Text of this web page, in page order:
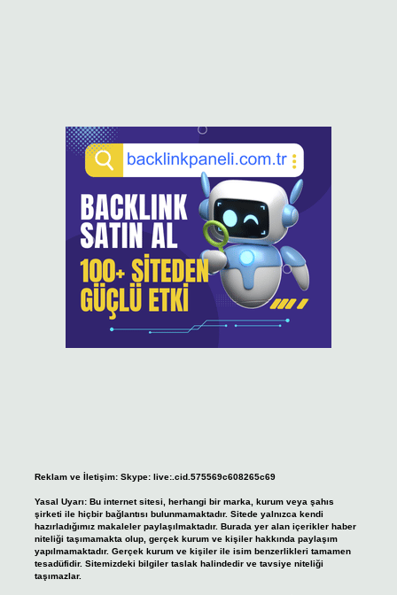
Reklam ve İletişim: Skype: live:.cid.575569c608265c69
Yasal Uyarı: Bu internet sitesi, herhangi bir marka, kurum veya şahıs
şirketi ile hiçbir bağlantısı bulunmamaktadır. Sitede yalnızca kendi
hazırladığımız makaleler paylaşılmaktadır. Burada yer alan içerikler haber
niteliği taşımamakta olup, gerçek kurum ve kişiler hakkında paylaşım
yapılmamaktadır. Gerçek kurum ve kişiler ile isim benzerlikleri tamamen
tesadüfidir. Sitemizdeki bilgiler taslak halindedir ve tavsiye niteliği
taşımazlar.